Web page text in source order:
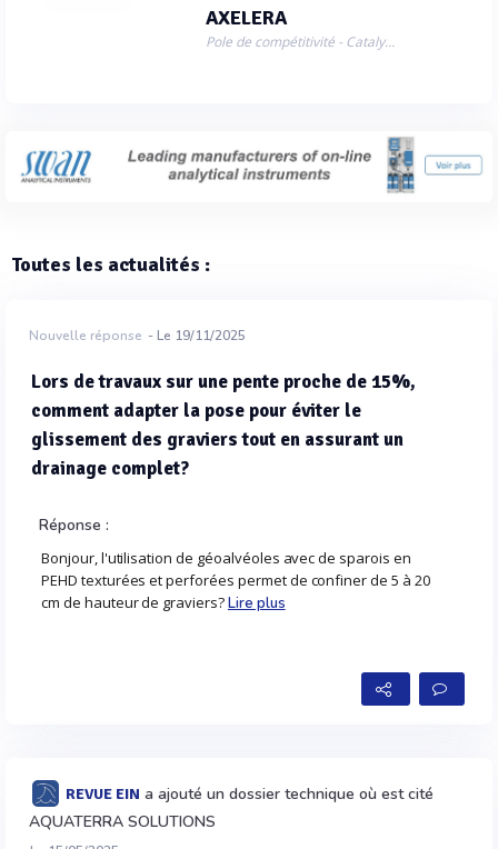
AXELERA
Pole de compétitivité - Catalyseur de croissance durable
Toutes les actualités :
Nouvelle réponse - Le 19/11/2025
Lors de travaux sur une pente proche de 15%,
comment adapter la pose pour éviter le
glissement des graviers tout en assurant un
drainage complet?
Réponse :
Bonjour, l'utilisation de géoalvéoles avec de sparois en
PEHD texturées et perforées permet de confiner de 5 à 20
cm de hauteur de graviers?Lire plus
REVUE EIN a ajouté un dossier technique où est cité
AQUATERRA SOLUTIONS